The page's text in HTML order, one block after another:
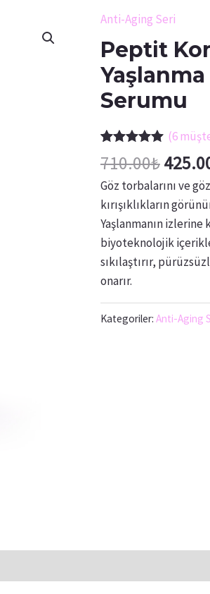
Anti-Aging Seri
Peptit
Yaşlanma
Serumu
puanına
dayanarak 5
üzerinden
5.00puan
(6
710.00₺
Göz torbalarını ve
kırışıklıkların
Yaşlanmanın
biyoteknolojik
sıkılaştırır,
onarır.
Kategoriler: Anti-Aging